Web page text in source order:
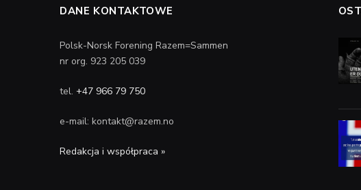
DANE KONTAKTOWE
Polsk-Norsk Forening Razem=Sammen
nr org. 923 205 039
tel. +47 966 79 750
e-mail: kontakt@razem.no
Redakcja i współpraca »